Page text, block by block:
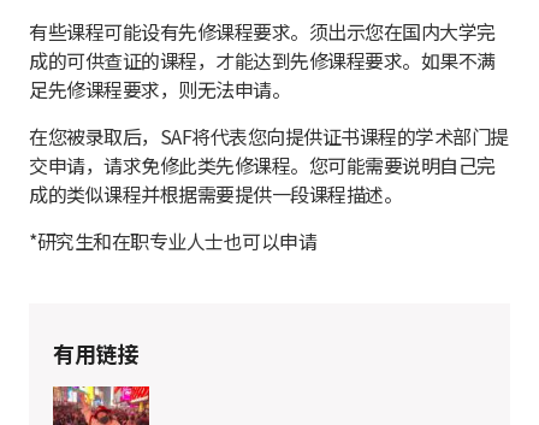
有些课程可能设有先修课程要求。须出示您在国内大学完
成的可供查证的课程，才能达到先修课程要求。如果不满
足先修课程要求，则无法申请。
在您被录取后，SAF将代表您向提供证书课程的学术部门提
交申请，请求免修此类先修课程。您可能需要说明自己完
成的类似课程并根据需要提供一段课程描述。
*研究生和在职专业人士也可以申请
有用链接